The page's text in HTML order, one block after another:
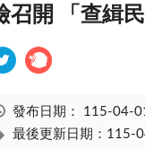
召開 「查緝
發布日期： 115-04-
最後更新日期：115-